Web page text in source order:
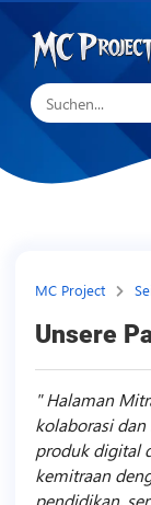
MC Project
Unsere
Halaman
kolaborasi
produk digital
kemitraan
pendidikan,
Project
Official
Store
Shop
Produkte
Freelancer-